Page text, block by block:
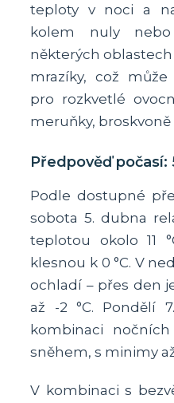
teploty v noci a
kolem nuly
některých
mrazíky, což
pro rozkvetlé
meruňky, broskvoně
Předpověď počasí:
Podle dostupné
sobota 5. dubna
teplotou okolo 11
klesnou k 0 °C. V
ochladí – přes den
až -2 °C. Pondělí
kombinaci
sněhem, s minimy
V kombinaci s